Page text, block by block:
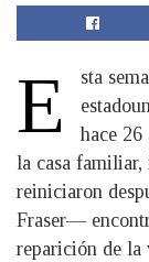
E
sta
hace
la casa familiar,
reiniciaron
Fraser—
reparición de la